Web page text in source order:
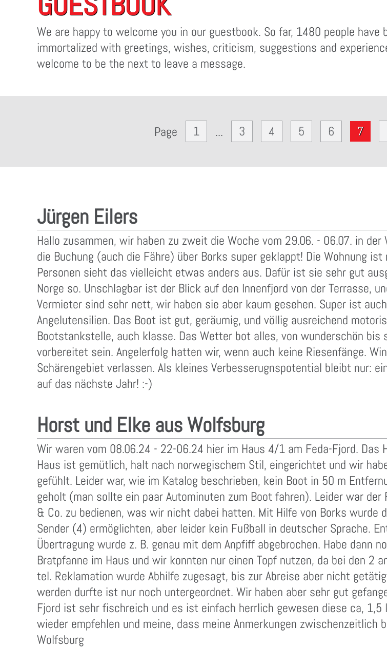
We are happy to welcome you in our guestbook. So far, 1480 people have
immortalized with greetings, wishes, criticism, suggestions and
welcome to be the next to leave a message.
Page 1 ... 3 4 5 6 7
Jürgen Eilers
Hallo zusammen, wir haben zu zweit die Woche vom 29.06. - 06.07. in
die Buchung (auch die Fähre) über Borks super geklappt! Die Wohnung
Personen sieht das vielleicht etwas anders aus. Dafür ist sie sehr gut
Norge so. Unschlagbar ist der Blick auf den Innenfjord von der Terrasse,
Vermieter sind sehr nett, wir haben sie aber kaum gesehen. Super ist
Angelutensilien. Das Boot ist gut, geräumig, und völlig ausreichend
Bootstankstelle, auch klasse. Das Wetter bot alles, von wunderschön
vorbereitet sein. Angelerfolg hatten wir, wenn auch keine Riesenfänge.
Schärengebiet verlassen. Als kleines Verbesserugnspotential bleibt nur:
auf das nächste Jahr! :-)
Horst und Elke aus Wolfsburg
Wir waren vom 08.06.24 - 22-06.24 hier im Haus 4/1 am Feda-Fjord.
Haus ist gemütlich, halt nach norwegischem Stil, eingerichtet und wir
gefühlt. Leider war, wie im Katalog beschrieben, kein Boot in 50 m
geholt (man sollte ein paar Autominuten zum Boot fahren). Leider war
& Co. zu bedienen, was wir nicht dabei hatten. Mit Hilfe von Borks wurde
Sender (4) ermöglichten, aber leider kein Fußball in deutscher Sprache.
Übertragung wurde z. B. genau mit dem Anpfiff abgebrochen. Habe dann
Bratpfanne im Haus und wir konnten nur einen Topf nutzen, da bei den 2
tel. Reklamation wurde Abhilfe zugesagt, bis zur Abreise aber nicht
werden durfte ist nur noch untergeordnet. Wir haben aber sehr gut
Fjord ist sehr fischreich und es ist einfach herrlich gewesen diese ca,
wieder empfehlen und meine, dass meine Anmerkungen zwischenzeitlich
Wolfsburg